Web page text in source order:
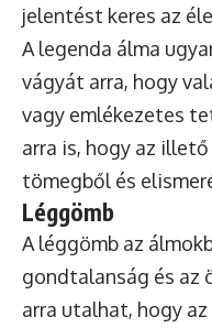
jelentést keres az
A legenda álma
vágyát arra, hogy
vagy emlékezetes
arra is, hogy az
tömegből és
Léggömb
A léggömb az
gondtalanság és az
arra utalhat, hogy